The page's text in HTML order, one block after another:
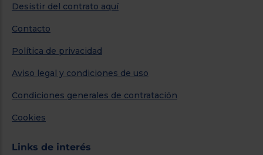
Desistir del contrato aquí
Contacto
Política de privacidad
Aviso legal y condiciones de uso
Condiciones generales de contratación
Cookies
Links de interés